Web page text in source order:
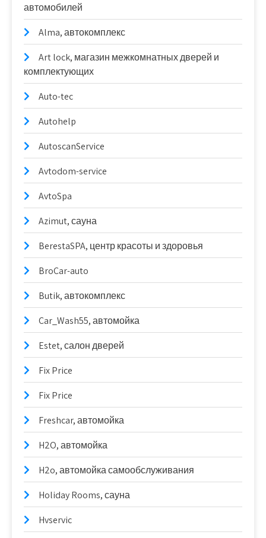
автомобилей
Alma, автокомплекс
Art lock, магазин межкомнатных дверей и
комплектующих
Auto-tec
Autohelp
AutoscanService
Avtodom-service
AvtoSpa
Azimut, сауна
BerestaSPA, центр красоты и здоровья
BroCar-auto
Butik, автокомплекс
Car_Wash55, автомойка
Estet, салон дверей
Fix Price
Fix Price
Freshcar, автомойка
H2O, автомойка
H2o, автомойка самообслуживания
Holiday Rooms, сауна
Hvservic